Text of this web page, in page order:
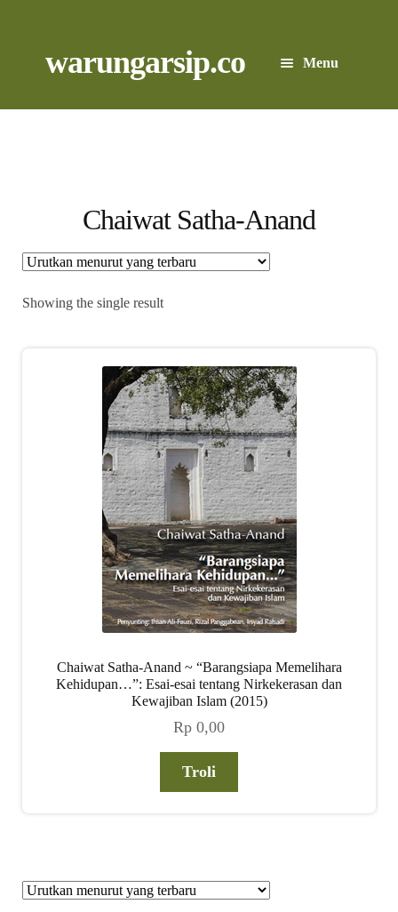
to
to
warungarsip.co Menu
Beranda
Foto
Suara
Cari Arsip
Rekening
Chaiwat Satha-Anand
Showing the single result
Chaiwat Satha-Anand ~ “Barangsiapa Memelihara
Kehidupan…”: Esai-esai tentang Nirkekerasan dan
Kewajiban Islam (2015)
Rp 0,00
Troli